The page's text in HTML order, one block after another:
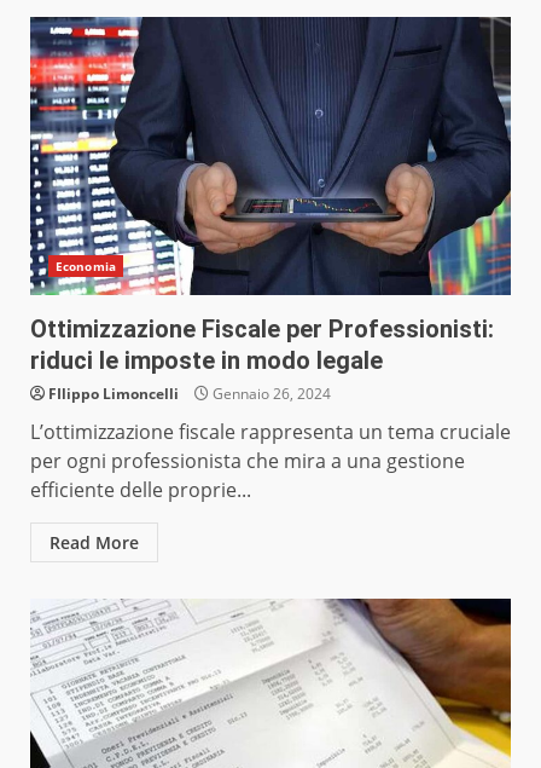
Economia
Ottimizzazione Fiscale per Professionisti:
riduci le imposte in modo legale
FIlippo Limoncelli Gennaio 26, 2024
L’ottimizzazione fiscale rappresenta un tema cruciale
per ogni professionista che mira a una gestione
efficiente delle proprie...
Read More